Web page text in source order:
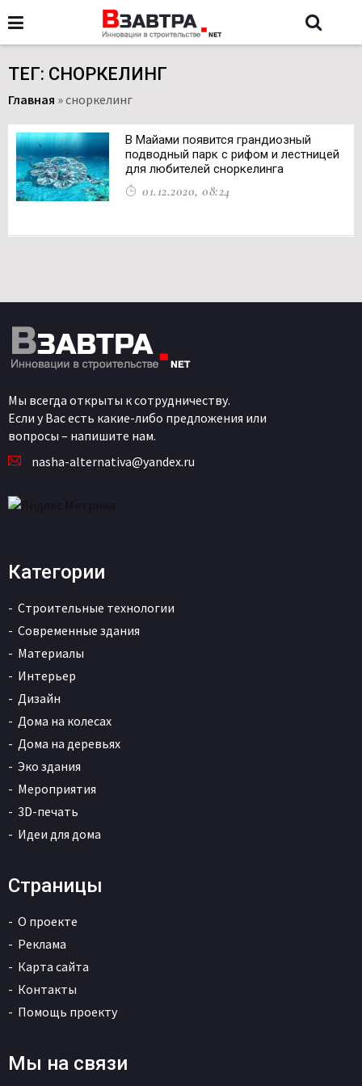
ТЕГ: СНОРКЕЛИНГ
Главная »сноркелинг
В Майами появится грандиозный
подводный парк с рифом и лестницей
для любителей сноркелинга
01.12.2020, 08:24
Мы всегда открыты к сотрудничеству.
Если у Вас есть какие-либо предложения или
вопросы – напишите нам.
nasha-alternativa@yandex.ru
Категории
Строительные технологии
Современные здания
Материалы
Интерьер
Дизайн
Дома на колесах
Дома на деревьях
Эко здания
Мероприятия
3D-печать
Идеи для дома
Страницы
О проекте
Реклама
Карта сайта
Контакты
Помощь проекту
Мы на связи